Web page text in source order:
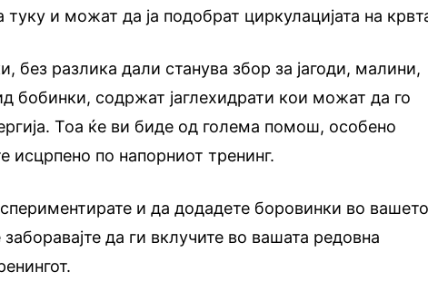
туку и можат да ја подобрат циркулацијата на
без разлика дали станува збор за јагоди, малини,
бобинки, содржат јаглехидрати кои можат да го
Тоа ќе ви биде од голема помош, особено
исцрпено по напорниот тренинг.
и да додадете боровинки во
да ги вклучите во вашата редовна